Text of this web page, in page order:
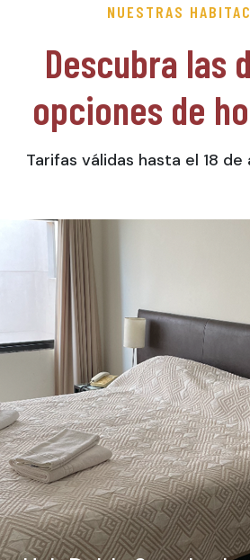
NUESTRAS
Descubra las
opciones de
Tarifas válidas hasta el 18